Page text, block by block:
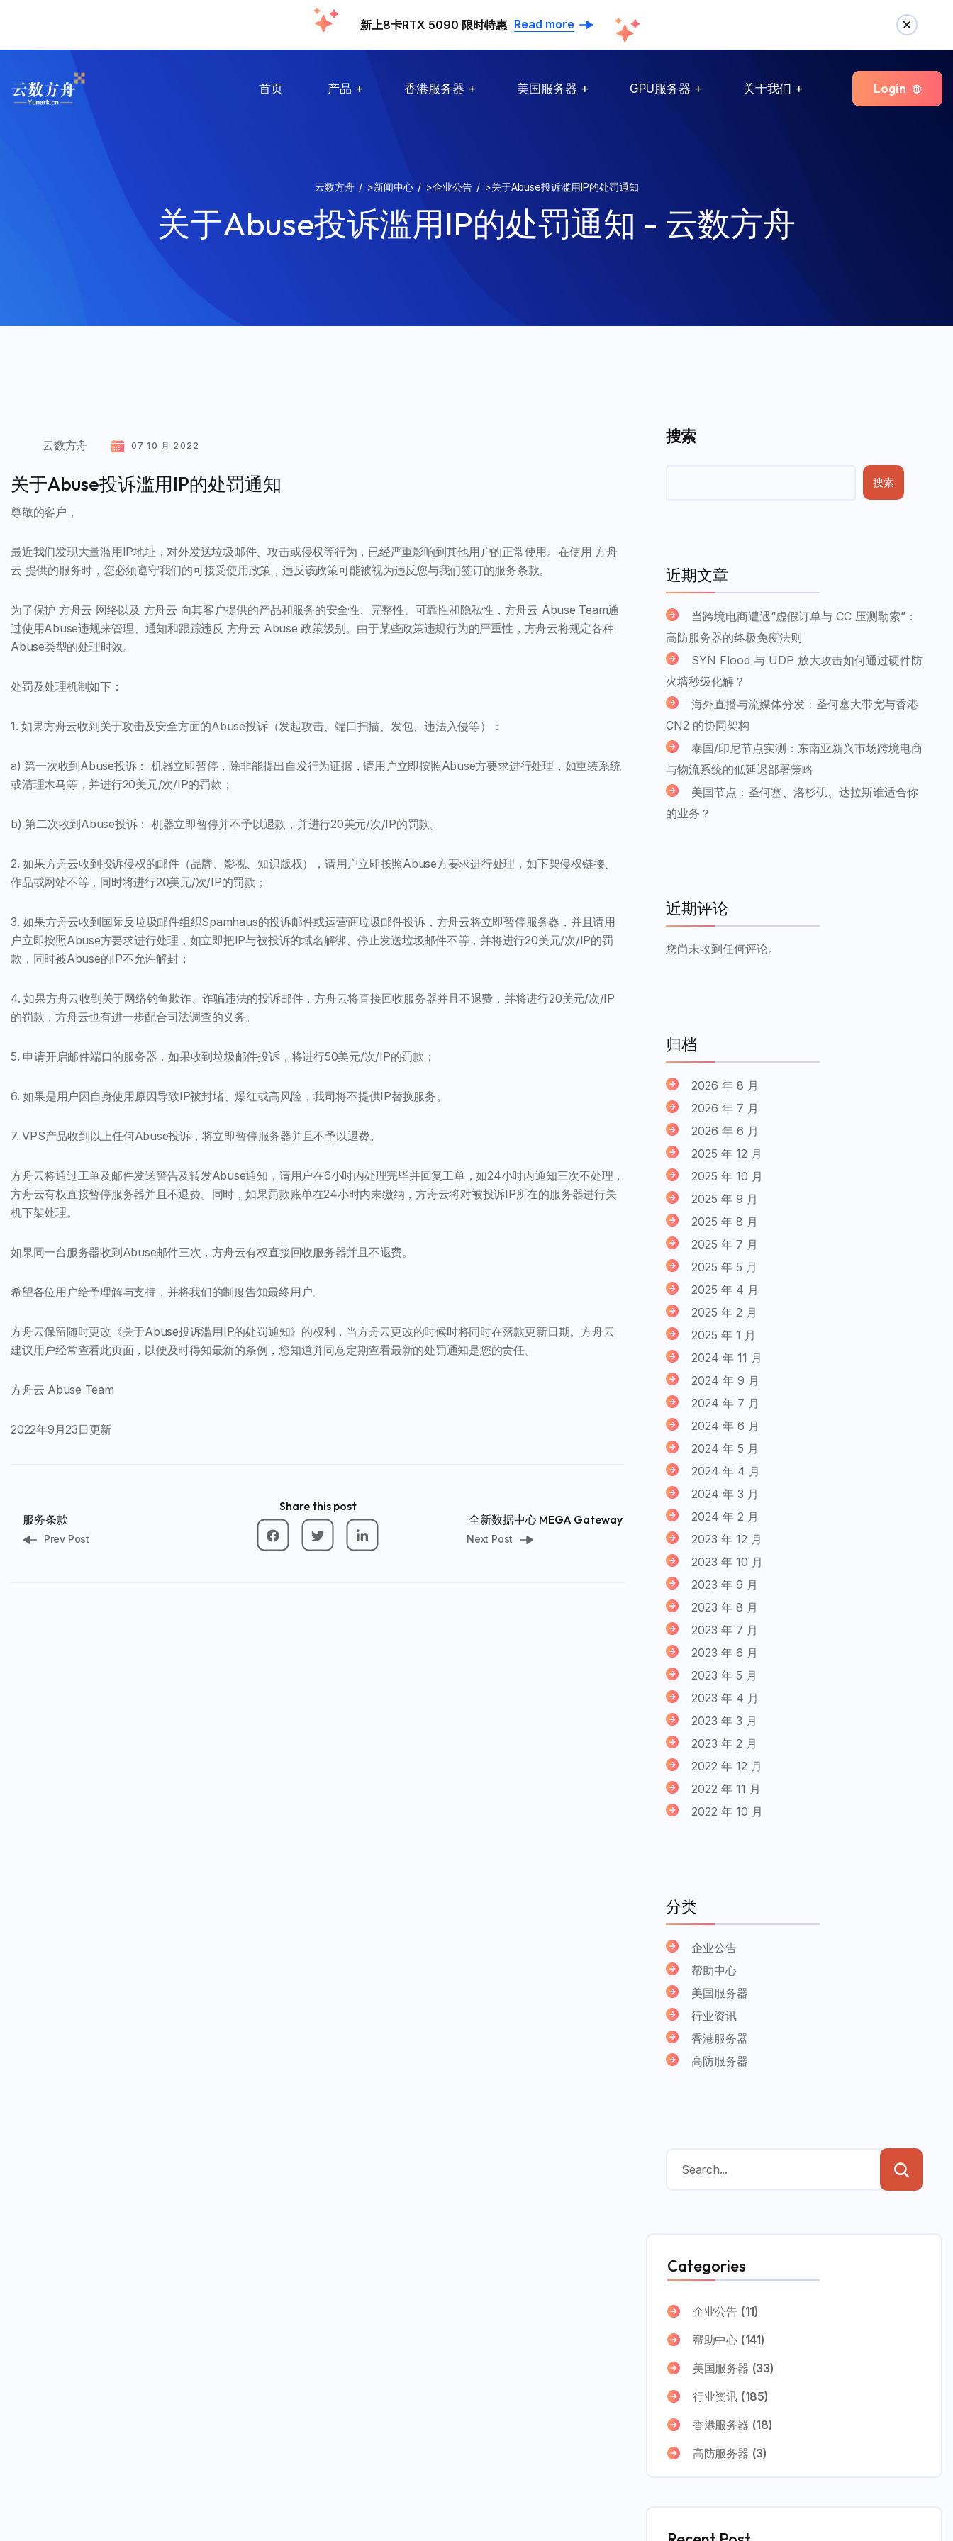
新上8卡RTX 5090 限时特惠 Read more
首页 产品 香港服务器 美国服务器 GPU服务器 关于我们 Login
云数方舟 >新闻中心 >企业公告 >关于Abuse投诉滥用IP的处罚通知
关于Abuse投诉滥用IP的处罚通知 - 云数方舟
云数方舟 07 10 月 2022
关于Abuse投诉滥用IP的处罚通知
尊敬的客户，
最近我们发现大量滥用IP地址，对外发送垃圾邮件、攻击或侵权等行为，已经严重影响到其他用户的正常使用。在使用 方舟
云 提供的服务时，您必须遵守我们的可接受使用政策，违反该政策可能被视为违反您与我们签订的服务条款。
为了保护 方舟云 网络以及 方舟云 向其客户提供的产品和服务的安全性、完整性、可靠性和隐私性，方舟云 Abuse Team通
过使用Abuse违规来管理、通知和跟踪违反 方舟云 Abuse 政策级别。由于某些政策违规行为的严重性，方舟云将规定各种
Abuse类型的处理时效。
处罚及处理机制如下：
1. 如果方舟云收到关于攻击及安全方面的Abuse投诉（发起攻击、端口扫描、发包、违法入侵等）：
a) 第一次收到Abuse投诉： 机器立即暂停，除非能提出自发行为证据，请用户立即按照Abuse方要求进行处理，如重装系统
或清理木马等，并进行20美元/次/IP的罚款；
b) 第二次收到Abuse投诉： 机器立即暂停并不予以退款，并进行20美元/次/IP的罚款。
2. 如果方舟云收到投诉侵权的邮件（品牌、影视、知识版权），请用户立即按照Abuse方要求进行处理，如下架侵权链接、
作品或网站不等，同时将进行20美元/次/IP的罚款；
3. 如果方舟云收到国际反垃圾邮件组织Spamhaus的投诉邮件或运营商垃圾邮件投诉，方舟云将立即暂停服务器，并且请用
户立即按照Abuse方要求进行处理，如立即把IP与被投诉的域名解绑、停止发送垃圾邮件不等，并将进行20美元/次/IP的罚
款，同时被Abuse的IP不允许解封；
4. 如果方舟云收到关于网络钓鱼欺诈、诈骗违法的投诉邮件，方舟云将直接回收服务器并且不退费，并将进行20美元/次/IP
的罚款，方舟云也有进一步配合司法调查的义务。
5. 申请开启邮件端口的服务器，如果收到垃圾邮件投诉，将进行50美元/次/IP的罚款；
6. 如果是用户因自身使用原因导致IP被封堵、爆红或高风险，我司将不提供IP替换服务。
7. VPS产品收到以上任何Abuse投诉，将立即暂停服务器并且不予以退费。
方舟云将通过工单及邮件发送警告及转发Abuse通知，请用户在6小时内处理完毕并回复工单，如24小时内通知三次不处理，
方舟云有权直接暂停服务器并且不退费。同时，如果罚款账单在24小时内未缴纳，方舟云将对被投诉IP所在的服务器进行关
机下架处理。
如果同一台服务器收到Abuse邮件三次，方舟云有权直接回收服务器并且不退费。
希望各位用户给予理解与支持，并将我们的制度告知最终用户。
方舟云保留随时更改《关于Abuse投诉滥用IP的处罚通知》的权利，当方舟云更改的时候时将同时在落款更新日期。方舟云
建议用户经常查看此页面，以便及时得知最新的条例，您知道并同意定期查看最新的处罚通知是您的责任。
方舟云 Abuse Team
2022年9月23日更新
Share this post
服务条款
Prev Post
全新数据中心 MEGA Gateway
Next Post
搜索
搜索
近期文章
当跨境电商遭遇“虚假订单与 CC 压测勒索”：
高防服务器的终极免疫法则
SYN Flood 与 UDP 放大攻击如何通过硬件防
火墙秒级化解？
海外直播与流媒体分发：圣何塞大带宽与香港
CN2 的协同架构
泰国/印尼节点实测：东南亚新兴市场跨境电商
与物流系统的低延迟部署策略
美国节点：圣何塞、洛杉矶、达拉斯谁适合你
的业务？
近期评论
您尚未收到任何评论。
归档
2026 年 8 月
2026 年 7 月
2026 年 6 月
2025 年 12 月
2025 年 10 月
2025 年 9 月
2025 年 8 月
2025 年 7 月
2025 年 5 月
2025 年 4 月
2025 年 2 月
2025 年 1 月
2024 年 11 月
2024 年 9 月
2024 年 7 月
2024 年 6 月
2024 年 5 月
2024 年 4 月
2024 年 3 月
2024 年 2 月
2023 年 12 月
2023 年 10 月
2023 年 9 月
2023 年 8 月
2023 年 7 月
2023 年 6 月
2023 年 5 月
2023 年 4 月
2023 年 3 月
2023 年 2 月
2022 年 12 月
2022 年 11 月
2022 年 10 月
分类
企业公告
帮助中心
美国服务器
行业资讯
香港服务器
高防服务器
Categories
企业公告 (11)
帮助中心 (141)
美国服务器 (33)
行业资讯 (185)
香港服务器 (18)
高防服务器 (3)